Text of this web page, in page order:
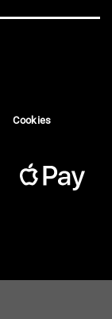
Cookies